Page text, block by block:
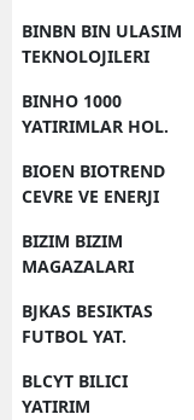
BINBN BIN ULASIM
TEKNOLOJILERI
BINHO 1000
YATIRIMLAR HOL.
BIOEN BIOTREND
CEVRE VE ENERJI
BIZIM BIZIM
MAGAZALARI
BJKAS BESIKTAS
FUTBOL YAT.
BLCYT BILICI
YATIRIM